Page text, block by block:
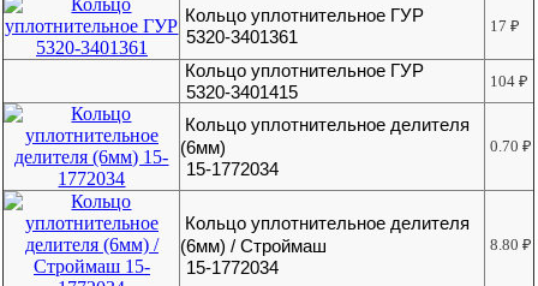
Кольцо уплотнительное ГУР
5320-3401361
17₽
Кольцо уплотнительное ГУР
5320-3401415
104₽
Кольцо уплотнительное делителя
(6мм)
15-1772034
0.70₽
Кольцо уплотнительное делителя
(6мм) / Строймаш
15-1772034
8.80₽